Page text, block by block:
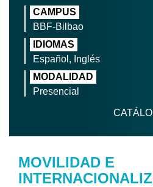
CAMPUS
BBF-Bilbao
IDIOMAS
Español, Inglés
MODALIDAD
Presencial
MOVILIDAD E